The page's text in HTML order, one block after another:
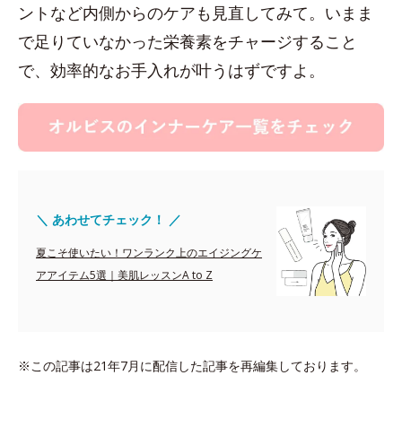
ントなど内側からのケアも見直してみて。いまま
で足りていなかった栄養素をチャージすること
で、効率的なお手入れが叶うはずですよ。
＼ あわせてチェック！ ／
夏こそ使いたい！ワンランク上のエイジングケ
アアイテム5選｜美肌レッスンA to Z
※この記事は21年7月に配信した記事を再編集しております。